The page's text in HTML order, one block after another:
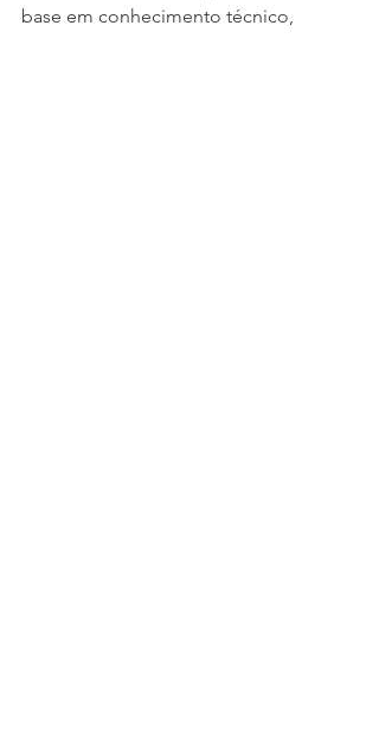
base em conhecimento técnico,